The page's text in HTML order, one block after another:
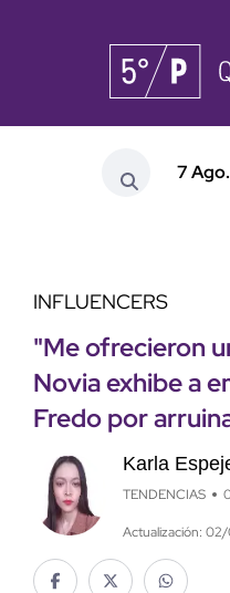
7
INFLUENCERS
"Me ofrecieron
Novia exhibe a
Fredo por
Karla
TENDENCIAS
Actualización: